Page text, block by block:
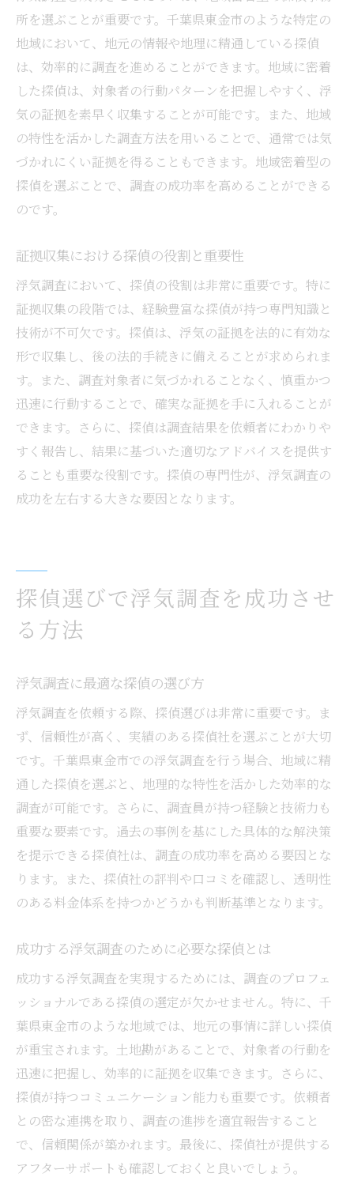
所を選ぶことが重要です。千葉県東金市のような特定の
地域において、地元の情報や地理に精通している探偵
は、効率的に調査を進めることができます。地域に密着
した探偵は、対象者の行動パターンを把握しやすく、浮
気の証拠を素早く収集することが可能です。また、地域
の特性を活かした調査方法を用いることで、通常では気
づかれにくい証拠を得ることもできます。地域密着型の
探偵を選ぶことで、調査の成功率を高めることができる
のです。
証拠収集における探偵の役割と重要性
浮気調査において、探偵の役割は非常に重要です。特に
証拠収集の段階では、経験豊富な探偵が持つ専門知識と
技術が不可欠です。探偵は、浮気の証拠を法的に有効な
形で収集し、後の法的手続きに備えることが求められま
す。また、調査対象者に気づかれることなく、慎重かつ
迅速に行動することで、確実な証拠を手に入れることが
できます。さらに、探偵は調査結果を依頼者にわかりや
すく報告し、結果に基づいた適切なアドバイスを提供す
ることも重要な役割です。探偵の専門性が、浮気調査の
成功を左右する大きな要因となります。
探偵選びで浮気調査を成功させ
る方法
浮気調査に最適な探偵の選び方
浮気調査を依頼する際、探偵選びは非常に重要です。ま
ず、信頼性が高く、実績のある探偵社を選ぶことが大切
です。千葉県東金市での浮気調査を行う場合、地域に精
通した探偵を選ぶと、地理的な特性を活かした効率的な
調査が可能です。さらに、調査員が持つ経験と技術力も
重要な要素です。過去の事例を基にした具体的な解決策
を提示できる探偵社は、調査の成功率を高める要因とな
ります。また、探偵社の評判や口コミを確認し、透明性
のある料金体系を持つかどうかも判断基準となります。
成功する浮気調査のために必要な探偵とは
成功する浮気調査を実現するためには、調査のプロフェ
ッショナルである探偵の選定が欠かせません。特に、千
葉県東金市のような地域では、地元の事情に詳しい探偵
が重宝されます。土地勘があることで、対象者の行動を
迅速に把握し、効率的に証拠を収集できます。さらに、
探偵が持つコミュニケーション能力も重要です。依頼者
との密な連携を取り、調査の進捗を適宜報告すること
で、信頼関係が築かれます。最後に、探偵社が提供する
アフターサポートも確認しておくと良いでしょう。